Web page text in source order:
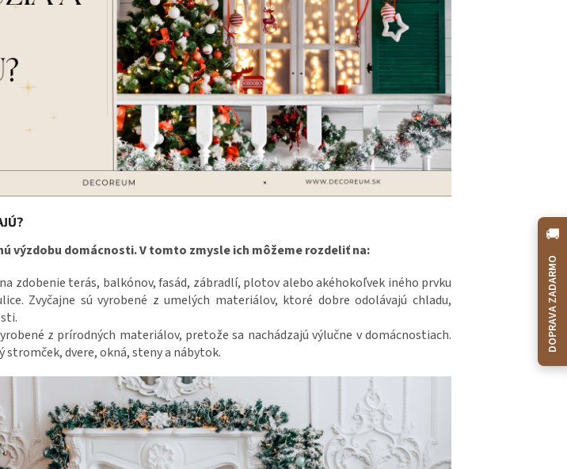
výzdobu domácnosti. V tomto zmysle ich môžeme rozdeliť na:
zdobenie terás, balkónov, fasád, zábradlí, plotov alebo akéhokoľvek iného prvku
Zvyčajne sú vyrobené z umelých materiálov, ktoré dobre odolávajú chladu,
z prírodných materiálov, pretože sa nachádzajú výlučne v domácnostiach.
dvere, okná, steny a nábytok.
🚚
DOPRAVA ZADARMO